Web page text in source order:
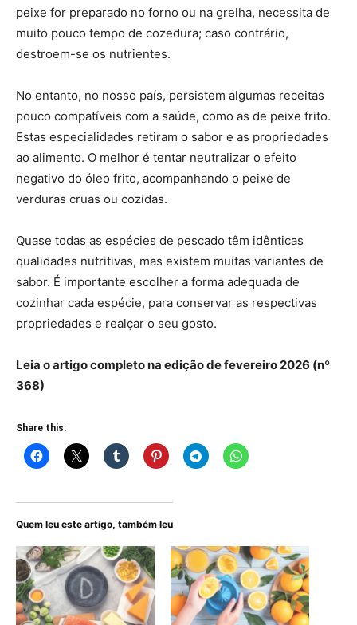
peixe for preparado no forno ou na grelha, necessita de
muito pouco tempo de cozedura; caso contrário,
destroem-se os nutrientes.
No entanto, no nosso país, persistem algumas receitas
pouco compatíveis com a saúde, como as de peixe frito.
Estas especialidades retiram o sabor e as propriedades
ao alimento. O melhor é tentar neutralizar o efeito
negativo do óleo frito, acompanhando o peixe de
verduras cruas ou cozidas.
Quase todas as espécies de pescado têm idênticas
qualidades nutritivas, mas existem muitas variantes de
sabor. É importante escolher a forma adequada de
cozinhar cada espécie, para conservar as respectivas
propriedades e realçar o seu gosto.
Leia o artigo completo na edição de fevereiro 2026 (nº
368)
Share this:
Quem leu este artigo, também leu